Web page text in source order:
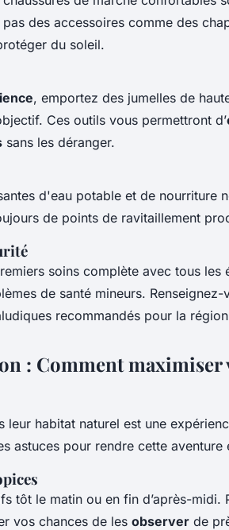
des accessoires comme des
du soleil.
, emportez des jumelles de
Ces outils vous permettront d’
sans les déranger.
d'eau potable et de nourriture
de points de ravitaillement
soins complète avec tous les
de santé mineurs.
recommandés pour la
: Comment
leur habitat naturel est une
astuces pour rendre cette aventure
tôt le matin ou en fin d’après-midi.
vos chances de les observer de